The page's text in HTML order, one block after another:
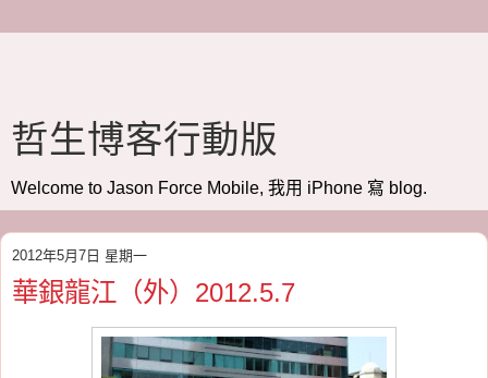
哲生博客行動版
Welcome to Jason Force Mobile, 我用 iPhone 寫 blog.
2012年5月7日 星期一
華銀龍江（外）2012.5.7